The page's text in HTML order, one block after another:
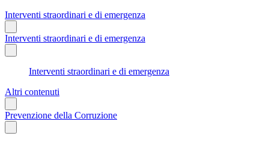
Interventi straordinari e di emergenza
Interventi straordinari e di emergenza
Interventi straordinari e di emergenza
Altri contenuti
Prevenzione della Corruzione